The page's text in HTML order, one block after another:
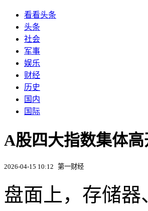
看看头条
头条
社会
军事
娱乐
财经
历史
国内
国际
A股四大指数集体
2026-04-15 10:12 第一财经
盘面上，存储